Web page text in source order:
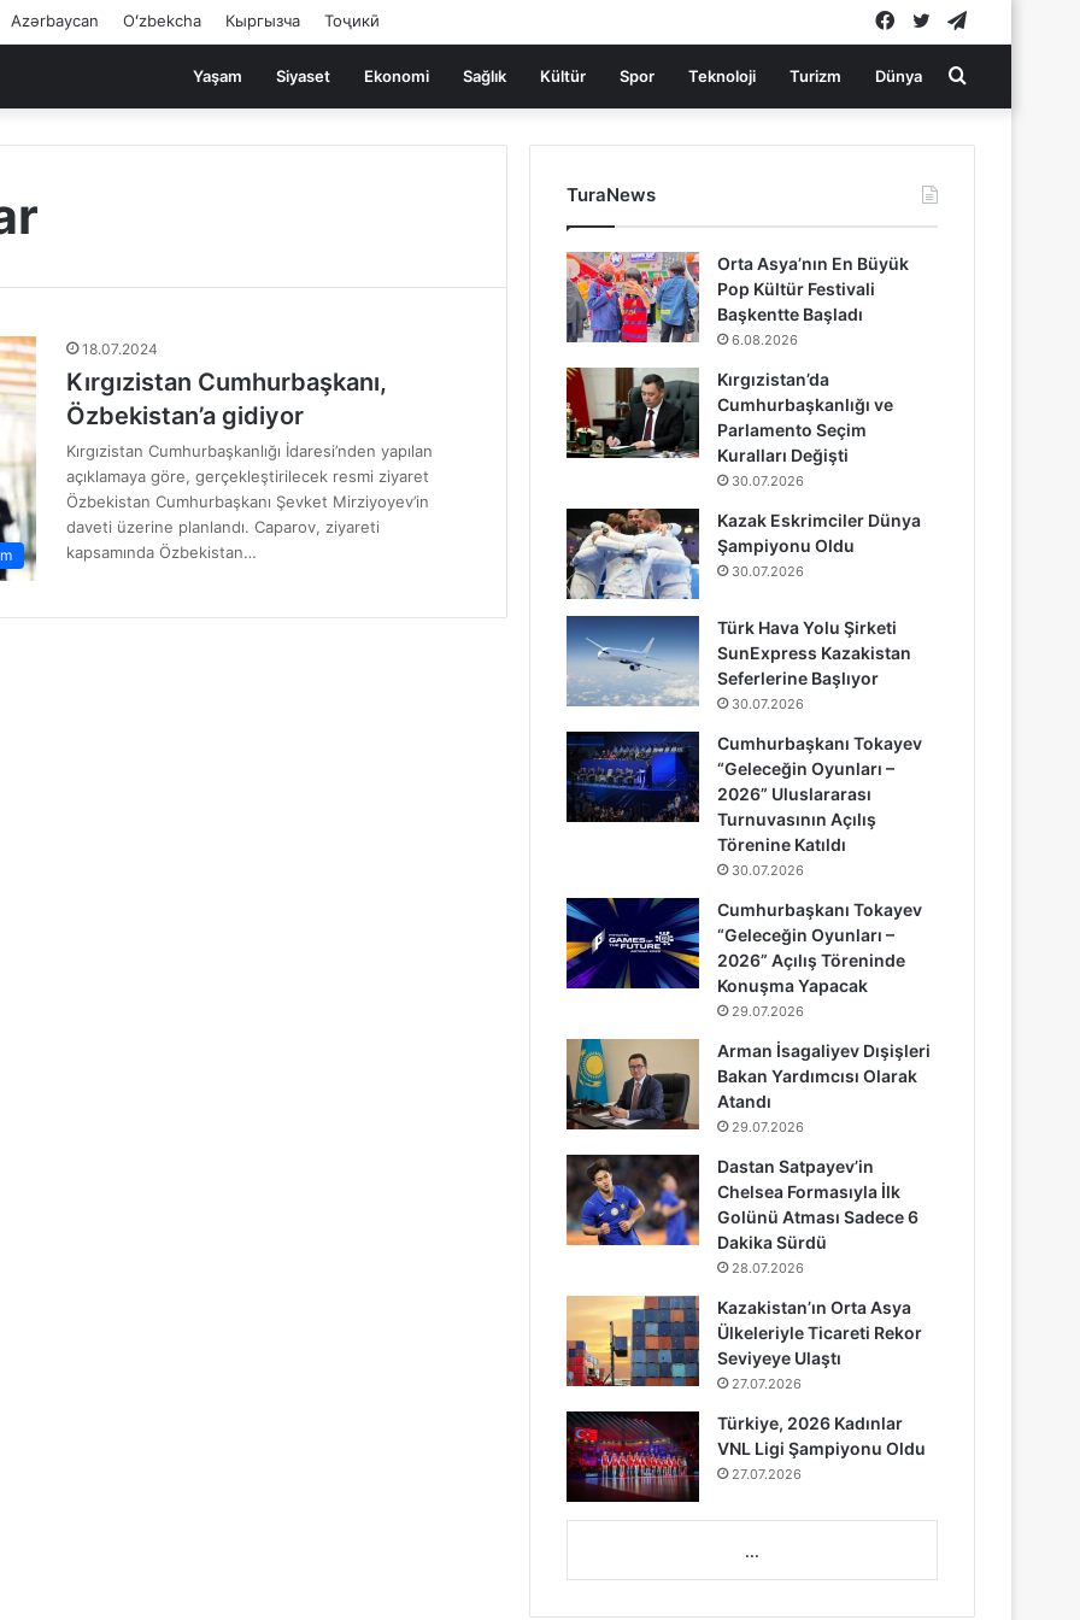
Azərbaycan Oʻzbekcha Кыргызча Тоҷикӣ Twitter
Facebook
Yaşam Siyaset Ekonomi Sağlık Kültür Spor Teknoloji Turizm Dünya Arama
yap
18.07.2024
Kırgızistan Cumhurbaşkanı,
Özbekistan’a gidiyor
Kırgızistan Cumhurbaşkanlığı İdaresi’nden yapılan
açıklamaya göre, gerçekleştirilecek resmi ziyaret
Özbekistan Cumhurbaşkanı Şevket Mirziyoyev’in
daveti üzerine planlandı. Caparov, ziyareti
kapsamında Özbekistan…
TuraNews
Orta Asya’nın En Büyük
Pop Kültür Festivali
Başkentte Başladı
6.08.2026
Kırgızistan’da
Cumhurbaşkanlığı ve
Parlamento Seçim
Kuralları Değişti
30.07.2026
Kazak Eskrimciler Dünya
Şampiyonu Oldu
30.07.2026
Türk Hava Yolu Şirketi
SunExpress Kazakistan
Seferlerine Başlıyor
30.07.2026
Cumhurbaşkanı Tokayev
“Geleceğin Oyunları –
2026” Uluslararası
Turnuvasının Açılış
Törenine Katıldı
30.07.2026
Cumhurbaşkanı Tokayev
“Geleceğin Oyunları –
2026” Açılış Töreninde
Konuşma Yapacak
29.07.2026
Arman İsagaliyev Dışişleri
Bakan Yardımcısı Olarak
Atandı
29.07.2026
Dastan Satpayev’in
Chelsea Formasıyla İlk
Golünü Atması Sadece 6
Dakika Sürdü
28.07.2026
Kazakistan’ın Orta Asya
Ülkeleriyle Ticareti Rekor
Seviyeye Ulaştı
27.07.2026
Türkiye, 2026 Kadınlar
VNL Ligi Şampiyonu Oldu
27.07.2026
...